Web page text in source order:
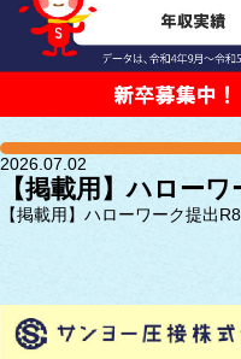
2026.07.02
【掲載用】ハロー
【掲載用】ハローワーク提出